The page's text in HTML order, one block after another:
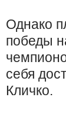
Однако
победы
себя
Кличко.